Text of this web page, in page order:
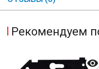
Рекомендуем